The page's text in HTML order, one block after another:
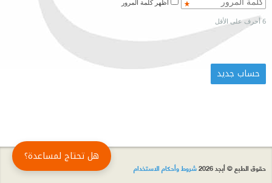
6 أحرف على الأقل
حقوق الطبع © أبجد 2026 شروط وأحكام الاستخدام
هل تحتاج لمساعدة؟